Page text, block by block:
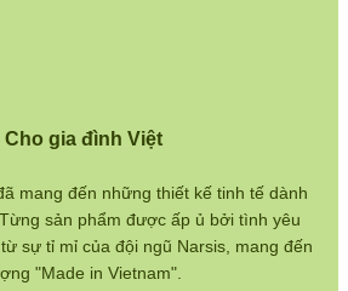
mang đến những thiết kế tinh tế dành
sản phẩm được ấp ủ bởi tình yêu
sự tỉ mỉ của đội ngũ Narsis, mang đến
"Made in Vietnam".
gia đình Việt